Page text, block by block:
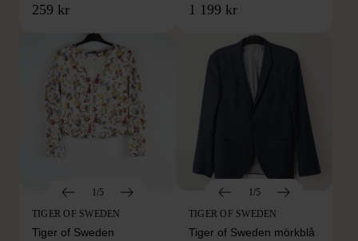
259 kr 1 199 kr
1/5
TIGER OF SWEDEN
Tiger of Sweden
1/5
TIGER OF SWEDEN
Tiger of Sweden mörkblå